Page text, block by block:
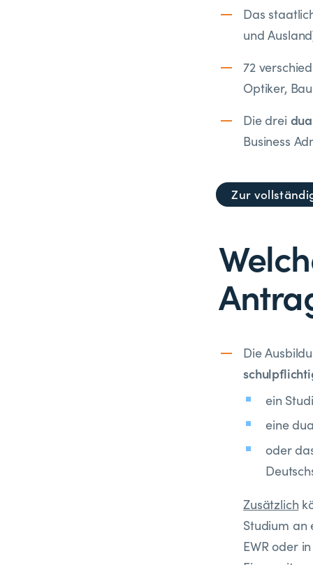
Das
und
72
Optiker,
Die drei
Business
Zur
Die
ein
eine
oder
Zusätzlich
Studium an
EWR oder